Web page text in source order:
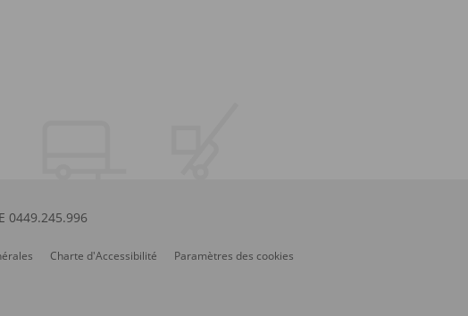
0449.245.996
Charte d'Accessibilité Paramètres des cookies